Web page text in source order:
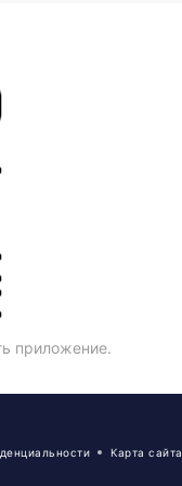
приложение.
Карта сайта